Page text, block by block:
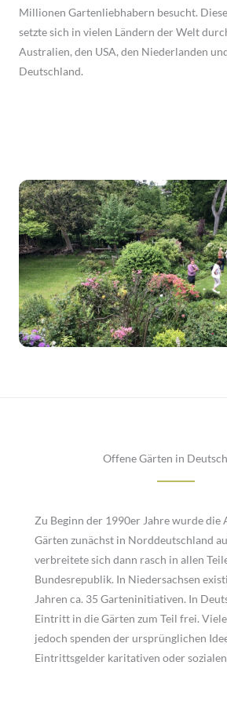
Millionen Gartenliebhabern besucht.
setzte sich in vielen Ländern der Welt
Australien, den USA, den Niederlanden
Deutschland.
Offene Gärten in
Zu Beginn der 1990er Jahre wurde die
Gärten zunächst in Norddeutschland
verbreitete sich dann rasch in allen
Bundesrepublik. In Niedersachsen
Jahren ca. 35 Garteninitiativen. In
Eintritt in die Gärten zum Teil frei.
jedoch spenden der ursprünglichen
Eintrittsgelder karitativen oder